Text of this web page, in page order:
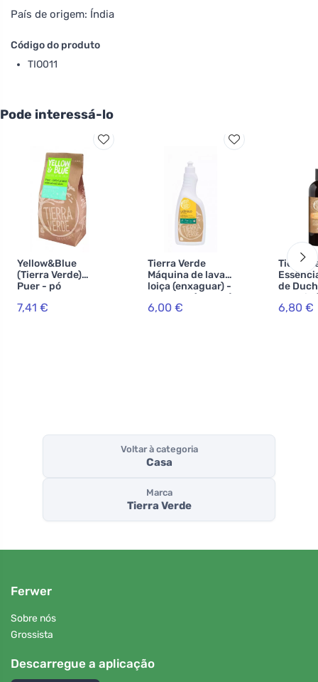
País de origem: Índia
Código do produto
TIO011
Pode interessá-lo
Yellow&Blue
(Tierra Verde)
Puer - pó
para lavagem
7,41 €
Tierra Verde
Máquina de lavar
loiça (enxaguar) -
INOVACE (750 ml)
6,00 €
Tierra
de
6,80 €
Voltar à categoria
Casa
Marca
Tierra Verde
Ferwer
Sobre nós
Grossista
Descarregue a aplicação